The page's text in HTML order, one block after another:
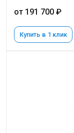
от 191 700 ₽
Купить в 1 клик